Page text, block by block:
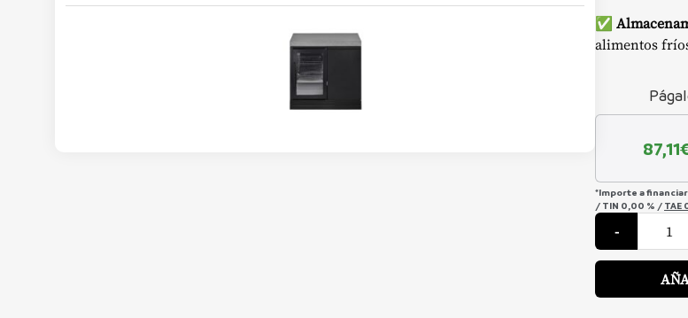
✅
alimentos
87,11
*Importe a financiar
/ TIN 0,00 % / TAE
-
Módulo
Nevera
-
cantidad